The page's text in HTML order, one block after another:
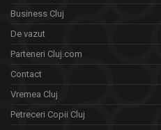
Business Cluj
De vazut
Parteneri Cluj.com
Contact
Vremea Cluj
Petreceri Copii Cluj